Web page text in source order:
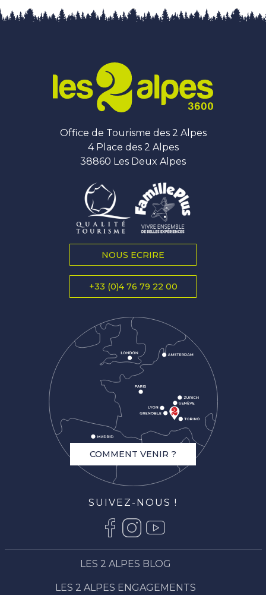
Office de Tourisme des 2 Alpes
4 Place des 2 Alpes
38860 Les Deux Alpes
NOUS ECRIRE
+33 (0)4 76 79 22 00
COMMENT VENIR ?
SUIVEZ-NOUS !
LES 2 ALPES BLOG
LES 2 ALPES ENGAGEMENTS